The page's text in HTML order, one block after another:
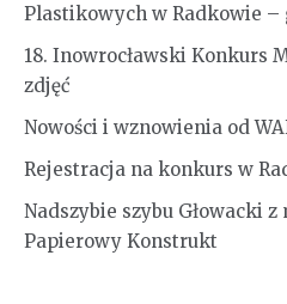
Plastikowych w Radkowie –
18. Inowrocławski Konkurs
zdjęć
Nowości i wznowienia od
Rejestracja na konkurs w
Nadszybie szybu Głowacki
Papierowy Konstrukt